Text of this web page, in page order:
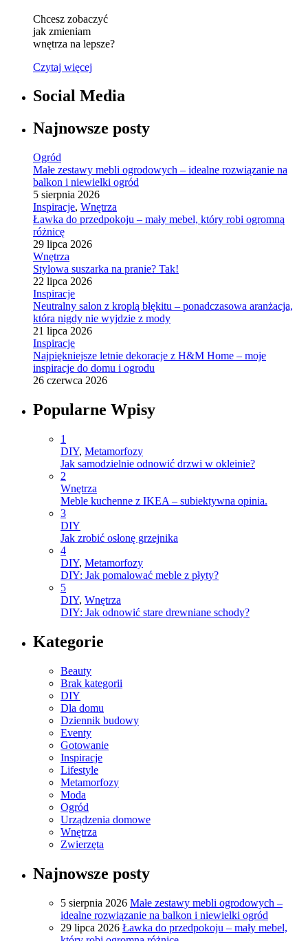
Chcesz zobaczyć
jak zmieniam
wnętrza na lepsze?
Czytaj więcej
Social Media
Najnowsze posty
Ogród
Małe zestawy mebli ogrodowych – idealne rozwiązanie na
balkon i niewielki ogród
5 sierpnia 2026
Inspiracje, Wnętrza
Ławka do przedpokoju – mały mebel, który robi ogromną
różnicę
29 lipca 2026
Wnętrza
Stylowa suszarka na pranie? Tak!
22 lipca 2026
Inspiracje
Neutralny salon z kroplą błękitu – ponadczasowa aranżacja,
która nigdy nie wyjdzie z mody
21 lipca 2026
Inspiracje
Najpiękniejsze letnie dekoracje z H&M Home – moje
inspiracje do domu i ogrodu
26 czerwca 2026
Popularne Wpisy
1
DIY, Metamorfozy
Jak samodzielnie odnowić drzwi w okleinie?
2
Wnętrza
Meble kuchenne z IKEA – subiektywna opinia.
3
DIY
Jak zrobić osłonę grzejnika
4
DIY, Metamorfozy
DIY: Jak pomalować meble z płyty?
5
DIY, Wnętrza
DIY: Jak odnowić stare drewniane schody?
Kategorie
Beauty
Brak kategorii
DIY
Dla domu
Dziennik budowy
Eventy
Gotowanie
Inspiracje
Lifestyle
Metamorfozy
Moda
Ogród
Urządzenia domowe
Wnętrza
Zwierzęta
Najnowsze posty
5 sierpnia 2026 Małe zestawy mebli ogrodowych –
idealne rozwiązanie na balkon i niewielki ogród
29 lipca 2026 Ławka do przedpokoju – mały mebel,